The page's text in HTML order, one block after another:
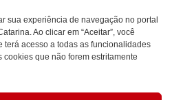
sua experiência de navegação no portal
Ao clicar em “Aceitar”, você
terá acesso a todas as funcionalidades
cookies que não forem estritamente